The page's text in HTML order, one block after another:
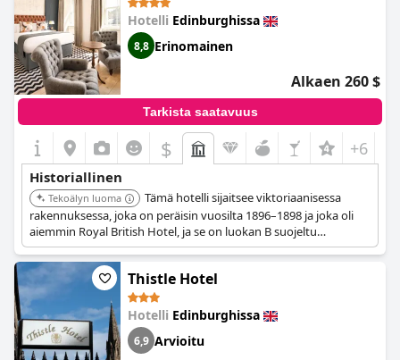
Hotelli Edinburghissa
8,8 Erinomainen
Alkaen 260 $
Tarkista saatavuus
$ +6
Historiallinen
Tekoälyn luoma
Tämä hotelli sijaitsee viktoriaanisessa
rakennuksessa, joka on peräisin vuosilta 1896–1898 ja joka oli
aiemmin Royal British Hotel, ja se on luokan B suojeltu
rakennus. Se säilyttää elementtejä alkuperäisestä
viktoriaanisesta arkkitehtuuristaan ja luonteestaan.
Thistle Hotel
Hotelli Edinburghissa
6,9 Arvioitu